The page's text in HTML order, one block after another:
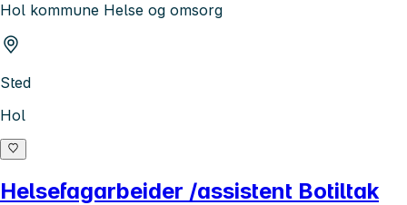
Hol kommune Helse og omsorg
Sted
Hol
Helsefagarbeider /assistent Botiltak